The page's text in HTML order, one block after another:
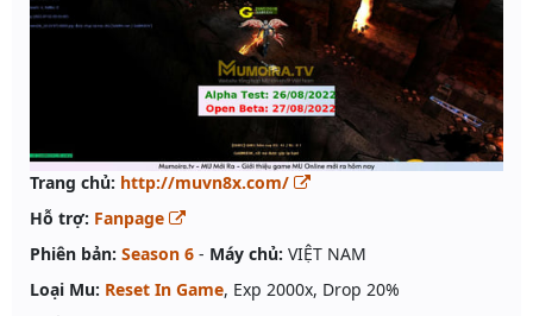
Trang chủ: http://muvn8x.com/
Hỗ trợ: Fanpage
Phiên bản: Season 6 - Máy chủ: VIỆT NAM
Loại Mu: Reset In Game, Exp 2000x, Drop 20%